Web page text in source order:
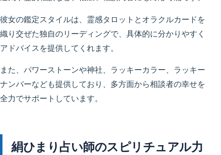
彼女の鑑定スタイルは、霊感タロットとオラクルカードを
織り交ぜた独自のリーディングで、具体的に分かりやすく
アドバイスを提供してくれます。
また、パワーストーンや神社、ラッキーカラー、ラッキー
ナンバーなども提供しており、多方面から相談者の幸せを
全力でサポートしています。
絹ひまり占い師のスピリチュアル力